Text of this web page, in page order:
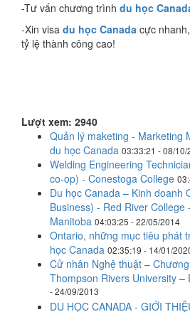
-Tư vấn chương trình du học
-Xin visa du học Canada cực
tỷ lệ thành công cao!
Lượt xem: 2940
Quản lý maketing - Marketing
du học Canada 03:33:21 - 08/10/
Welding Engineering
co-op) - Conestoga College
Du học Canada – Kinh doanh
Business) - Red River
Manitoba 04:03:25 - 22/05/2014
Ontario, những mục tiêu phát
học Canada 02:35:19 - 14/01/
Cử nhân Nghệ thuật –
Thompson Rivers University –
- 24/09/2013
DU HỌC CANADA - GIỚI